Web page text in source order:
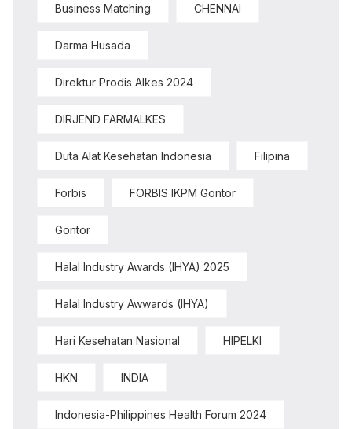
Business Matching CHENNAI
Darma Husada
Direktur Prodis Alkes 2024
DIRJEND FARMALKES
Duta Alat Kesehatan Indonesia Filipina
Forbis FORBIS IKPM Gontor
Gontor
Halal Industry Awards (IHYA) 2025
Halal Industry Awwards (IHYA)
Hari Kesehatan Nasional HIPELKI
HKN INDIA
Indonesia-Philippines Health Forum 2024